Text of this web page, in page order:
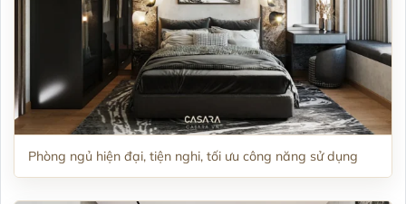
Phòng ngủ hiện đại, tiện nghi, tối ưu công năng sử dụng